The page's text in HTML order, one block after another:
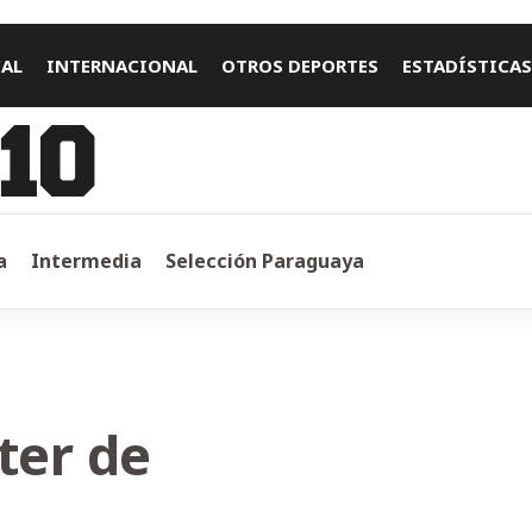
INTERNACIONAL OTROS DEPORTES ESTADÍSTICAS
Intermedia Selección Paraguaya
de